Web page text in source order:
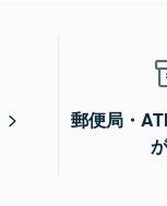
郵便局・